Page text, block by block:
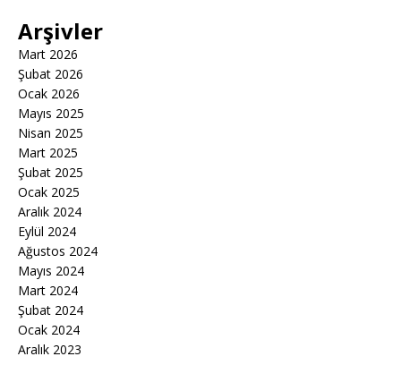
Arşivler
Mart 2026
Şubat 2026
Ocak 2026
Mayıs 2025
Nisan 2025
Mart 2025
Şubat 2025
Ocak 2025
Aralık 2024
Eylül 2024
Ağustos 2024
Mayıs 2024
Mart 2024
Şubat 2024
Ocak 2024
Aralık 2023